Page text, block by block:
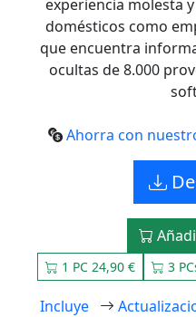
experiencia molesta
domésticos como
que encuentra
ocultas de 8.000
Ahorra con
1 PC 24,90 € 3
Incluye